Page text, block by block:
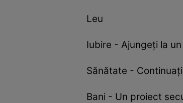
Leu
Iubire - Ajungeți la
Sănătate -
Bani - Un proiect